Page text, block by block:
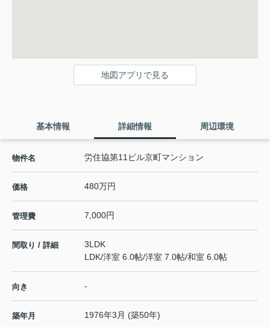
地図アプリで見る
基本情報 詳細情報 周辺環境
物件名 労住協第11ビル京町マンション
価格 480万円
管理費 7,000円
間取り / 詳細
3LDK
LDK/洋室 6.0帖/洋室 7.0帖/和室 6.0帖
向き -
築年月 1976年3月 (築50年)